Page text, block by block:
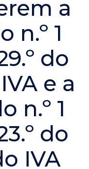
a
n.º 1
do
e a
n.º 1
do
IVA